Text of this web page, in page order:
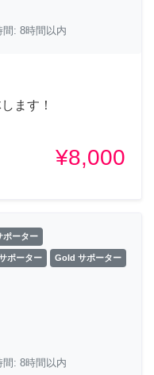
間: 8時間以内
ます！
¥8,000
ポーター
ポーター Gold サポーター
間: 8時間以内